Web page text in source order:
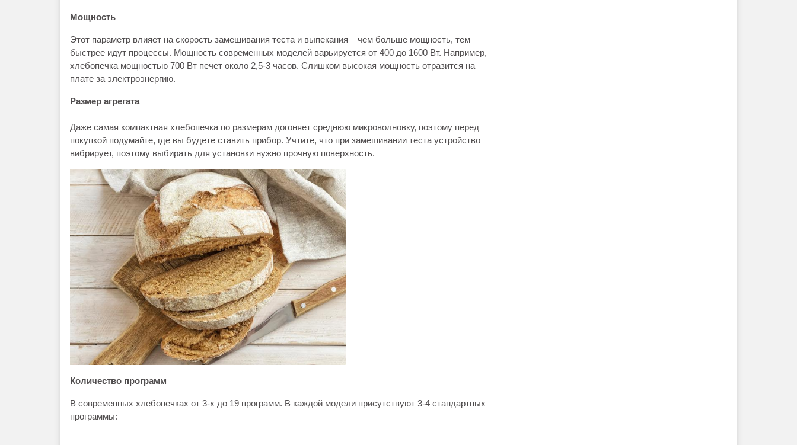
Мощность
Этот параметр влияет на скорость замешивания теста и выпекания – чем больше мощность, тем
быстрее идут процессы. Мощность современных моделей варьируется от 400 до 1600 Вт. Например,
хлебопечка мощностью 700 Вт печет около 2,5-3 часов. Слишком высокая мощность отразится на
плате за электроэнергию.
Размер агрегата
Даже самая компактная хлебопечка по размерам догоняет среднюю микроволновку, поэтому перед
покупкой подумайте, где вы будете ставить прибор. Учтите, что при замешивании теста устройство
вибрирует, поэтому выбирать для установки нужно прочную поверхность.
Количество программ
В современных хлебопечках от 3-х до 19 программ. В каждой модели присутствуют 3-4 стандартных
программы: